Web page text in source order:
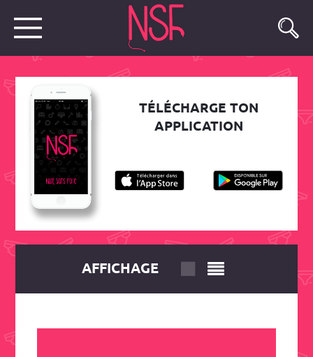
TÉLÉCHARGE TON
APPLICATION
AFFICHAGE